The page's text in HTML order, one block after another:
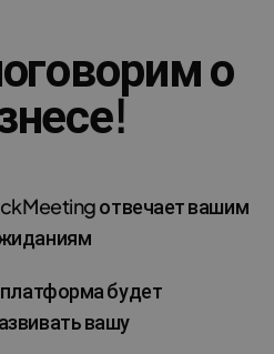
о
отвечает вашим
будет
вашу